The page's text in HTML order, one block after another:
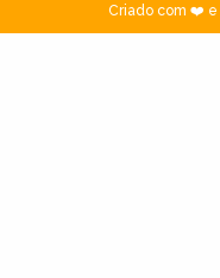
Criado com ❤️ e